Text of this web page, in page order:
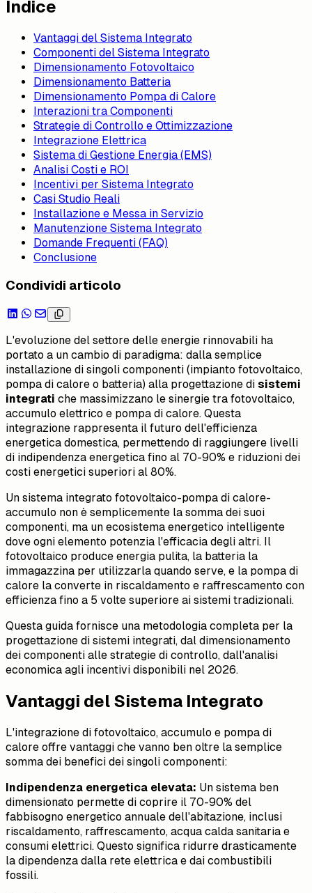
Indice
Vantaggi del Sistema Integrato
Componenti del Sistema Integrato
Dimensionamento Fotovoltaico
Dimensionamento Batteria
Dimensionamento Pompa di Calore
Interazioni tra Componenti
Strategie di Controllo e Ottimizzazione
Integrazione Elettrica
Sistema di Gestione Energia (EMS)
Analisi Costi e ROI
Incentivi per Sistema Integrato
Casi Studio Reali
Installazione e Messa in Servizio
Manutenzione Sistema Integrato
Domande Frequenti (FAQ)
Conclusione
Condividi articolo
L'evoluzione del settore delle energie rinnovabili ha
portato a un cambio di paradigma: dalla semplice
installazione di singoli componenti (impianto fotovoltaico,
pompa di calore o batteria) alla progettazione di sistemi
integrati che massimizzano le sinergie tra fotovoltaico,
accumulo elettrico e pompa di calore. Questa
integrazione rappresenta il futuro dell'efficienza
energetica domestica, permettendo di raggiungere livelli
di indipendenza energetica fino al 70-90% e riduzioni dei
costi energetici superiori al 80%.
Un sistema integrato fotovoltaico-pompa di calore-
accumulo non è semplicemente la somma dei suoi
componenti, ma un ecosistema energetico intelligente
dove ogni elemento potenzia l'efficacia degli altri. Il
fotovoltaico produce energia pulita, la batteria la
immagazzina per utilizzarla quando serve, e la pompa di
calore la converte in riscaldamento e raffrescamento con
efficienza fino a 5 volte superiore ai sistemi tradizionali.
Questa guida fornisce una metodologia completa per la
progettazione di sistemi integrati, dal dimensionamento
dei componenti alle strategie di controllo, dall'analisi
economica agli incentivi disponibili nel 2026.
Vantaggi del Sistema Integrato
L'integrazione di fotovoltaico, accumulo e pompa di
calore offre vantaggi che vanno ben oltre la semplice
somma dei benefici dei singoli componenti:
Indipendenza energetica elevata: Un sistema ben
dimensionato permette di coprire il 70-90% del
fabbisogno energetico annuale dell'abitazione, inclusi
riscaldamento, raffrescamento, acqua calda sanitaria e
consumi elettrici. Questo significa ridurre drasticamente
la dipendenza dalla rete elettrica e dai combustibili
fossili.